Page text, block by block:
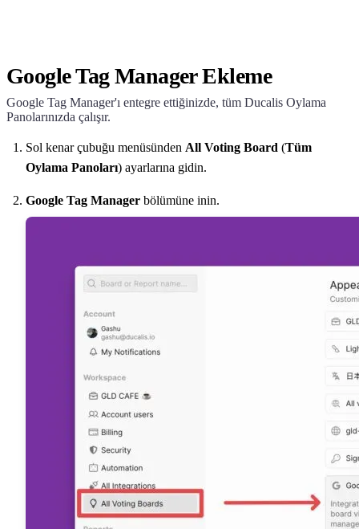
Google Tag Manager Ekleme
Google Tag Manager'ı entegre ettiğinizde, tüm Ducalis Oylama
Panolarınızda çalışır.
Sol kenar çubuğu menüsünden All Voting Board (Tüm
Oylama Panoları) ayarlarına gidin.
Google Tag Manager bölümüne inin.